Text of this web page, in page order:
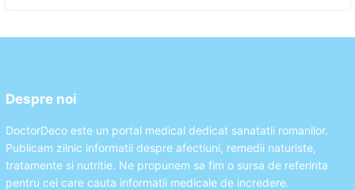
Despre noi
DoctorDeco este un portal medical dedicat sanatatii romanilor.
Publicam zilnic informatii despre afectiuni, remedii naturiste,
tratamente si nutritie. Ne propunem sa fim o sursa de referinta
pentru cei care cauta informatii medicale de incredere.